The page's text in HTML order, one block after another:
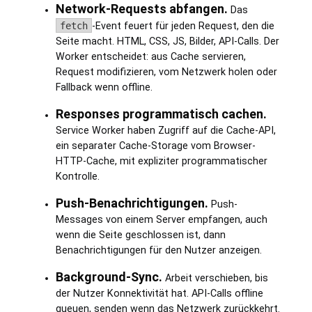
Network-Requests abfangen. Das
fetch -Event feuert für jeden Request, den die
Seite macht. HTML, CSS, JS, Bilder, API-Calls. Der
Worker entscheidet: aus Cache servieren,
Request modifizieren, vom Netzwerk holen oder
Fallback wenn offline.
Responses programmatisch cachen.
Service Worker haben Zugriff auf die Cache-API,
ein separater Cache-Storage vom Browser-
HTTP-Cache, mit expliziter programmatischer
Kontrolle.
Push-Benachrichtigungen. Push-
Messages von einem Server empfangen, auch
wenn die Seite geschlossen ist, dann
Benachrichtigungen für den Nutzer anzeigen.
Background-Sync. Arbeit verschieben, bis
der Nutzer Konnektivität hat. API-Calls offline
queuen, senden wenn das Netzwerk zurückkehrt.